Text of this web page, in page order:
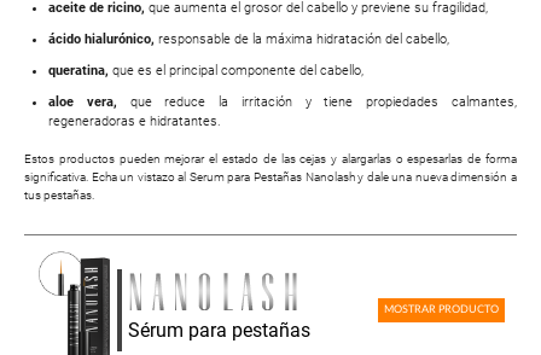
aceite de ricino, que aumenta el grosor del cabello y previene su fragilidad,
ácido hialurónico, responsable de la máxima hidratación del cabello,
queratina, que es el principal componente del cabello,
aloe vera, que reduce la irritación y tiene propiedades calmantes,
regeneradoras e hidratantes.
Estos productos pueden mejorar el estado de las cejas y alargarlas o espesarlas de forma
significativa. Echa un vistazo al Serum para Pestañas Nanolash y dale una nueva dimensión a
tus pestañas.
Sérum para pestañas
MOSTRAR PRODUCTO